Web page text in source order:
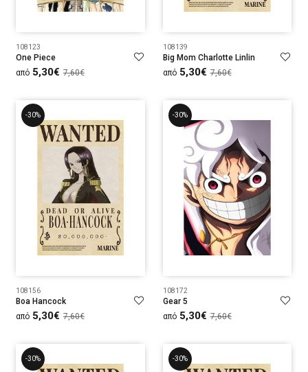
108123
One Piece
από 5,30€ 7,60€
108139
Big Mom Charlotte Linlin
από 5,30€ 7,60€
-30%
108156
Boa Hancock
από 5,30€ 7,60€
-30%
108172
Gear 5
από 5,30€ 7,60€
-30% -30%